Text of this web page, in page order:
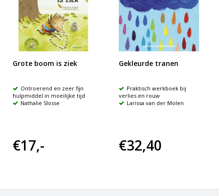
Grote boom is ziek
Ontroerend en zeer fijn
hulpmiddel in moeilijke tijd
Nathalie Slosse
€17,-
Gekleurde tranen
Praktisch werkboek bij
verlies en rouw
Larissa van der Molen
€32,40